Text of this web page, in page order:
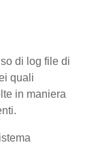
di log file di
quali
in maniera